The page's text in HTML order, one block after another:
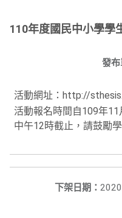
110年度國民中小學學
發布
活動網址：http://
活動報名時間自109年
中午12時截止，請鼓勵
下架日期：